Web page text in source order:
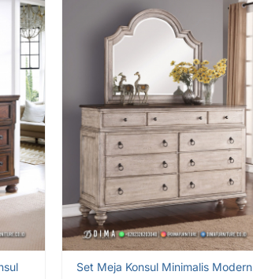
Set Meja Konsul Minimalis Modern